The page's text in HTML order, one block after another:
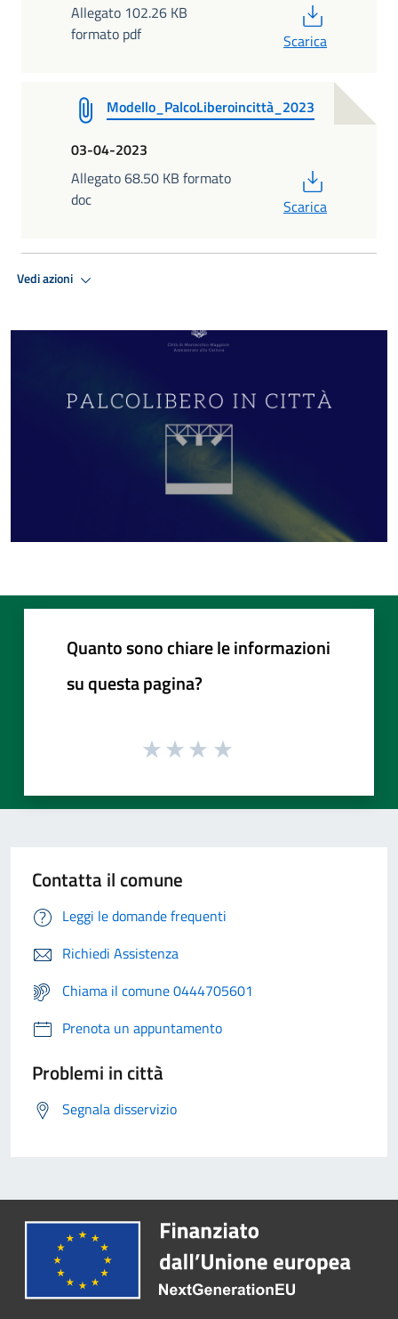
Allegato 102.26 KB
formato pdf
Scarica
Modello_PalcoLiberoincittà_2023
03-04-2023
Allegato 68.50 KB formato
doc
Scarica
Vedi azioni
Quanto sono chiare le informazioni
su questa pagina?
Contatta il comune
Leggi le domande frequenti
Richiedi Assistenza
Chiama il comune 0444705601
Prenota un appuntamento
Problemi in città
Segnala disservizio